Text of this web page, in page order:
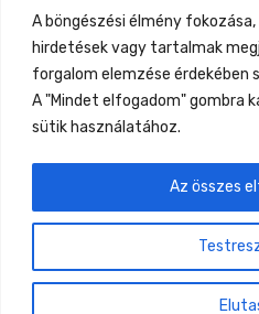
A böngészési élmény
hirdetések vagy tartalmak
forgalom elemzése érdekében
A "Mindet elfogadom" gombra
sütik használatához.
Az összes
erejét és inspiráló kihívásait!
Hivatalos honlap:
www.movingman.org
Previous Event
Gyüttment Találkozó,